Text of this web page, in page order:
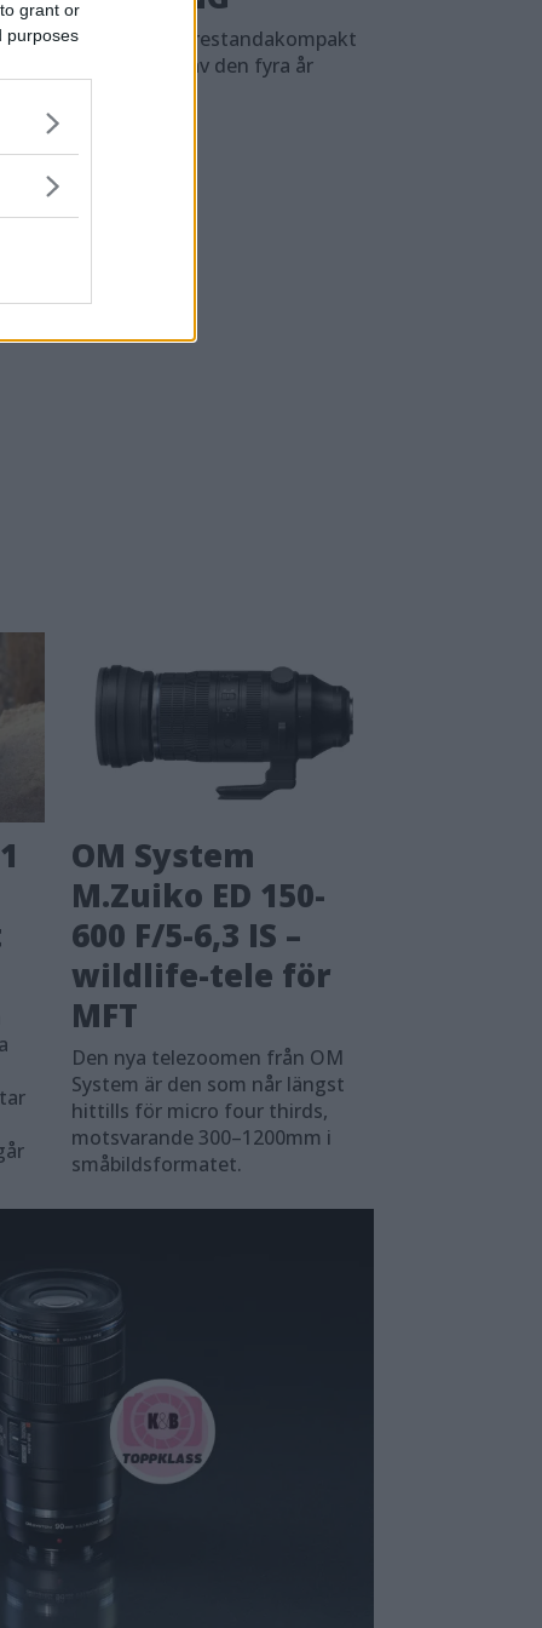
grant or
purposes
börjar nu sälja sin prestandakompakt
8, en uppdatering av den fyra år
OM System
M.Zuiko ED 150-
600 F/5-6,3 IS –
wildlife-tele för
MFT
Den nya telezoomen från OM
System är den som når längst
hittills för micro four thirds,
motsvarande 300–1200mm i
småbildsformatet.